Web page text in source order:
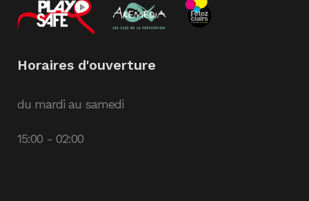
Horaires d'ouverture
du mardi au samedi
15:00 - 02:00